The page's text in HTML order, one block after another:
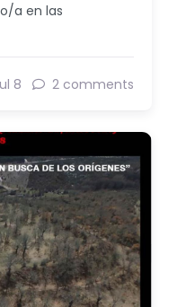
a en las
8 2 comments